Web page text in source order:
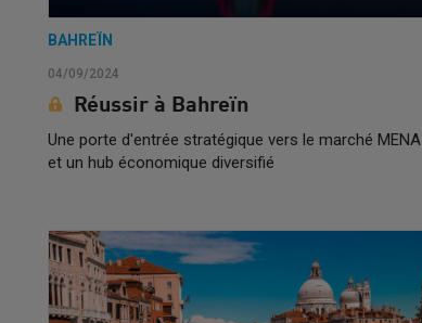
BAHREÏN
04/09/2024
Réussir à Bahreïn
Une porte d'entrée stratégique vers le marché MENA
et un hub économique diversifié